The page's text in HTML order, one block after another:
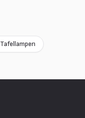
Tafellampen